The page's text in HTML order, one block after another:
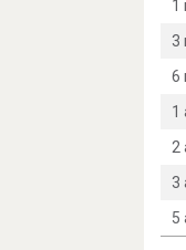
1
3
6
1
2
3
5